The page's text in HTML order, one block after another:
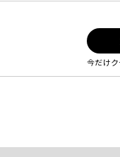
今だけ